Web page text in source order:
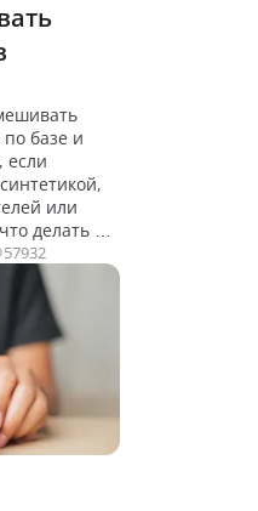
базе и
если
или
делать в
57932